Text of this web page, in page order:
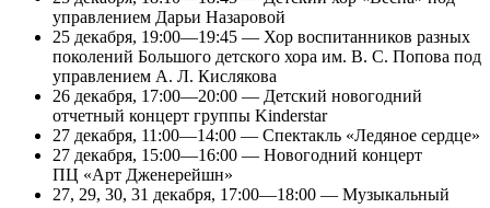
управлением Дарьи Назаровой
25 декабря, 19:00—19:45 — Хор воспитанников разных
поколений Большого детского хора им. В. С. Попова под
управлением А. Л. Кислякова
26 декабря, 17:00—20:00 — Детский новогодний
отчетный концерт группы Kinderstar
27 декабря, 11:00—14:00 — Спектакль «Ледяное сердце»
27 декабря, 15:00—16:00 — Новогодний концерт
ПЦ «Арт Дженерейшн»
27, 29, 30, 31 декабря, 17:00—18:00 — Музыкальный